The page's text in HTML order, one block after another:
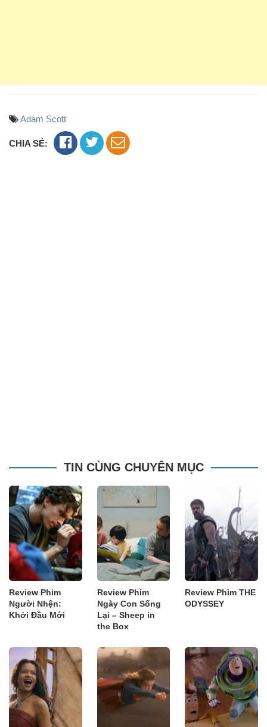
Adam Scott
CHIA SẺ:
TIN CÙNG CHUYÊN MỤC
Review Phim
Người Nhện:
Khởi Đầu Mới
Review Phim
Ngày Con Sống
Lại – Sheep in
the Box
Review Phim THE
ODYSSEY